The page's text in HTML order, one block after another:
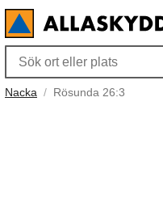
Nacka Rösunda 26:3